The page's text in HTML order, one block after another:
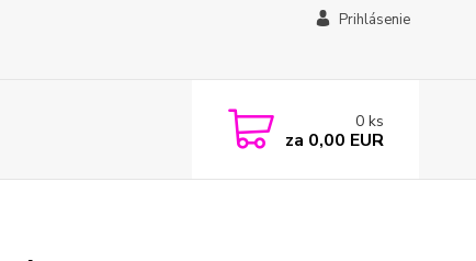
Prihlásenie
0 ks
za 0,00 EUR